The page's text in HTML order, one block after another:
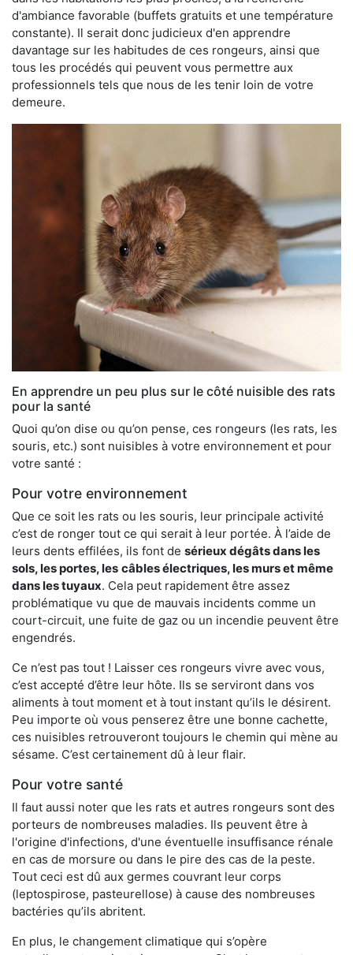
d'ambiance favorable (buffets gratuits et une température
constante). Il serait donc judicieux d'en apprendre
davantage sur les habitudes de ces rongeurs, ainsi que
tous les procédés qui peuvent vous permettre aux
professionnels tels que nous de les tenir loin de votre
demeure.
En apprendre un peu plus sur le côté nuisible des rats
pour la santé
Quoi qu’on dise ou qu’on pense, ces rongeurs (les rats, les
souris, etc.) sont nuisibles à votre environnement et pour
votre santé :
Pour votre environnement
Que ce soit les rats ou les souris, leur principale activité
c’est de ronger tout ce qui serait à leur portée. À l’aide de
leurs dents effilées, ils font de sérieux dégâts dans les
sols, les portes, les câbles électriques, les murs et même
dans les tuyaux. Cela peut rapidement être assez
problématique vu que de mauvais incidents comme un
court-circuit, une fuite de gaz ou un incendie peuvent être
engendrés.
Ce n’est pas tout ! Laisser ces rongeurs vivre avec vous,
c’est accepté d’être leur hôte. Ils se serviront dans vos
aliments à tout moment et à tout instant qu’ils le désirent.
Peu importe où vous penserez être une bonne cachette,
ces nuisibles retrouveront toujours le chemin qui mène au
sésame. C’est certainement dû à leur flair.
Pour votre santé
Il faut aussi noter que les rats et autres rongeurs sont des
porteurs de nombreuses maladies. Ils peuvent être à
l'origine d'infections, d'une éventuelle insuffisance rénale
en cas de morsure ou dans le pire des cas de la peste.
Tout ceci est dû aux germes couvrant leur corps
(leptospirose, pasteurellose) à cause des nombreuses
bactéries qu’ils abritent.
En plus, le changement climatique qui s’opère